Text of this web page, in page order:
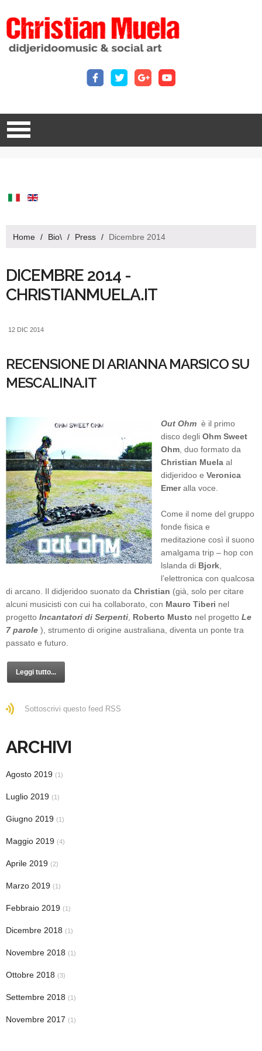
Home / Bio\ / Press / Dicembre 2014
DICEMBRE 2014 -
CHRISTIANMUELA.IT
12 DIC 2014
RECENSIONE DI ARIANNA MARSICO SU
MESCALINA.IT
Out Ohm è il primo
disco degli Ohm Sweet
Ohm , duo formato da
Christian Muela al
didjeridoo e Veronica
Emeralla voce.
Come il nome del gruppo
fonde fisica e
meditazione così il suono
amalgama trip – hop con
lslanda di Bjork
l’elettronica con qualcosa
di arcano. Il didjeridoo suonato da Christian (già, solo per citare
alcuni musicisti con cui ha collaborato, con Mauro Tiberi nel
progetto Incantatori di Serpenti Roberto Musto nel progetto Le
7 parole ), strumento di origine australiana, diventa un ponte tra
passato e futuro.
Leggi tutto...
Sottoscrivi questo feed RSS
ARCHIVI
Agosto 2019 (1)
Luglio 2019 (1)
Giugno 2019 (1)
Maggio 2019 (4)
Aprile 2019 (2)
Marzo 2019 (1)
Febbraio 2019 (1)
Dicembre 2018 (1)
Novembre 2018 (1)
Ottobre 2018 (3)
Settembre 2018 (1)
Novembre 2017 (1)